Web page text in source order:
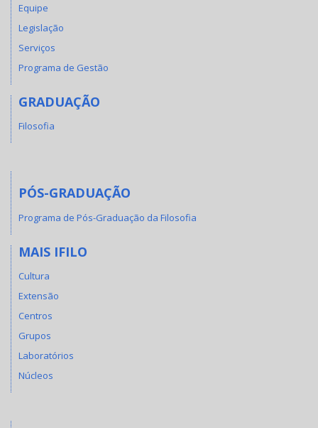
Equipe
Legislação
Serviços
Programa de Gestão
GRADUAÇÃO
Filosofia
PÓS-GRADUAÇÃO
Programa de Pós-Graduação da Filosofia
MAIS IFILO
Cultura
Extensão
Centros
Grupos
Laboratórios
Núcleos